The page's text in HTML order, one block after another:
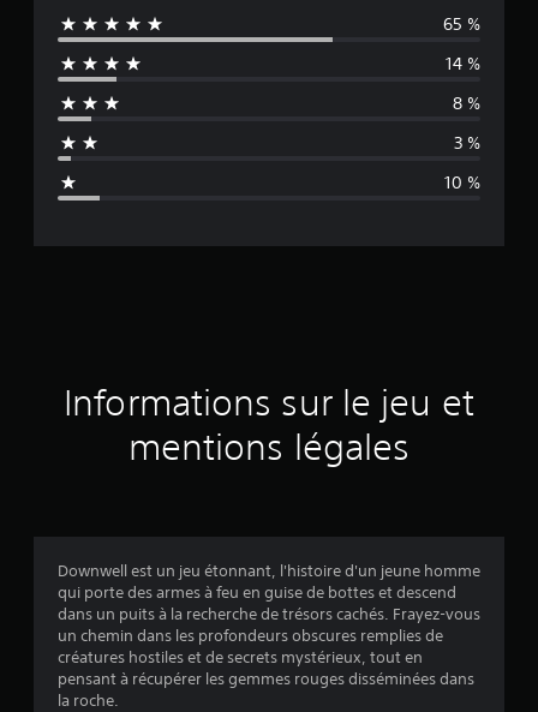
y
e
n
d
a
:
65 %
14 %
8 %
3 %
10 %
Informations sur le jeu et
mentions légales
Downwell est un jeu étonnant, l'histoire d'un jeune homme
qui porte des armes à feu en guise de bottes et descend
dans un puits à la recherche de trésors cachés. Frayez-vous
un chemin dans les profondeurs obscures remplies de
créatures hostiles et de secrets mystérieux, tout en
pensant à récupérer les gemmes rouges disséminées dans
la roche.